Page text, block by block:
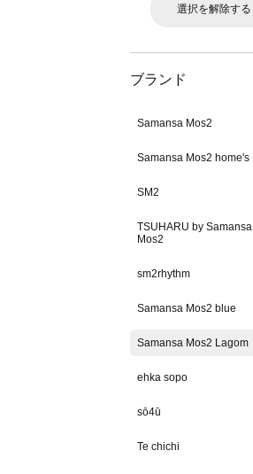
選択を解除する
ブランド
Samansa Mos2
Samansa Mos2 home's
SM2
TSUHARU by Samansa
Mos2
sm2rhythm
Samansa Mos2 blue
Samansa Mos2 Lagom
ehka sopo
sō4ū
Te chichi